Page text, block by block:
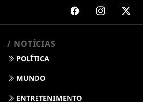
/ NOTÍCIAS
POLÍTICA
MUNDO
ENTRETENIMENTO